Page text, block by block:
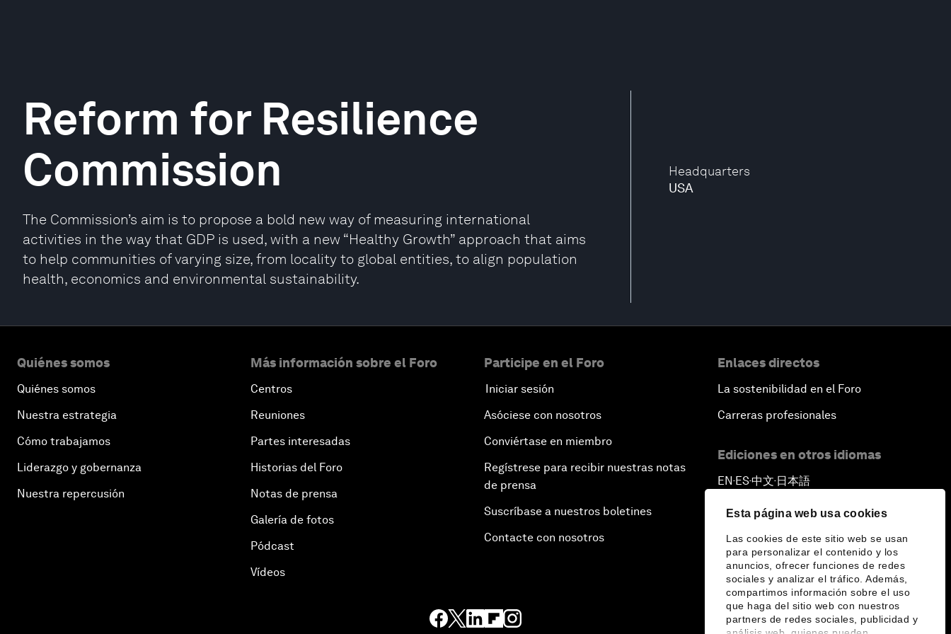
Esta página web usa cookies
Las cookies de este sitio web se usan
para personalizar el contenido y los
anuncios, ofrecer funciones de redes
sociales y analizar el tráfico. Además,
compartimos información sobre el uso
que haga del sitio web con nuestros
partners de redes sociales, publicidad y
Headquarters
USA
Reform for Resilience
Commission
The Commission’s aim is to propose a bold new way of measuring international
activities in the way that GDP is used, with a new “Healthy Growth” approach that aims
to help communities of varying size, from locality to global entities, to align population
health, economics and environmental sustainability.
Quiénes somos
Quiénes somos
Nuestra estrategia
Cómo trabajamos
Liderazgo y gobernanza
Nuestra repercusión
Más información sobre el Foro
Centros
Reuniones
Partes interesadas
Historias del Foro
Notas de prensa
Galería de fotos
Pódcast
Vídeos
Participe en el Foro
Iniciar sesión
Asóciese con nosotros
Conviértase en miembro
Regístrese para recibir nuestras notas
de prensa
Suscríbase a nuestros boletines
Contacte con nosotros
Enlaces directos
La sostenibilidad en el Foro
Carreras profesionales
Ediciones en otros idiomas
EN ▪ES▪中文▪ 日本語